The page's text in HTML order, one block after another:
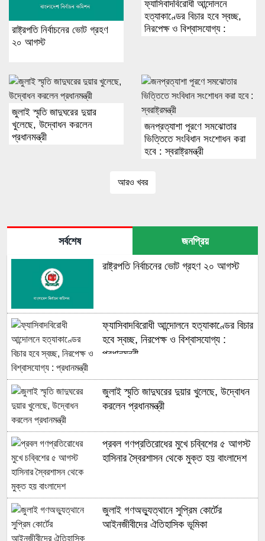
রাষ্ট্রপতি নির্বাচনের ভোট গ্রহণ
২০ আগস্ট
ফ্যাসিবাদবিরোধী আন্দোলনে
হত্যাকাণ্ডের বিচার হবে স্বচ্ছ,
নিরপেক্ষ ও বিশ্বাসযোগ্য :
জুলাই স্মৃতি জাদুঘরের দুয়ার
খুলেছে, উদ্বোধন করলেন
প্রধানমন্ত্রী
জনপ্রত্যাশা পূরণে সমঝোতার
ভিত্তিতে সংবিধান সংশোধন করা
হবে : স্বরাষ্ট্রমন্ত্রী
আরও খবর
সর্বশেষ জনপ্রিয়
রাষ্ট্রপতি নির্বাচনের ভোট গ্রহণ ২০ আগস্ট
ফ্যাসিবাদবিরোধী আন্দোলনে হত্যাকাণ্ডের বিচার
হবে স্বচ্ছ, নিরপেক্ষ ও বিশ্বাসযোগ্য :
প্রধানমন্ত্রী
জুলাই স্মৃতি জাদুঘরের দুয়ার খুলেছে, উদ্বোধন
করলেন প্রধানমন্ত্রী
প্রবল গণপ্রতিরোধের মুখে চব্বিশের ৫ আগস্ট
হাসিনার স্বৈরশাসন থেকে মুক্ত হয় বাংলাদেশ
জুলাই গণঅভ্যুত্থানে সুপ্রিম কোর্টের
আইনজীবীদের ঐতিহাসিক ভূমিকা